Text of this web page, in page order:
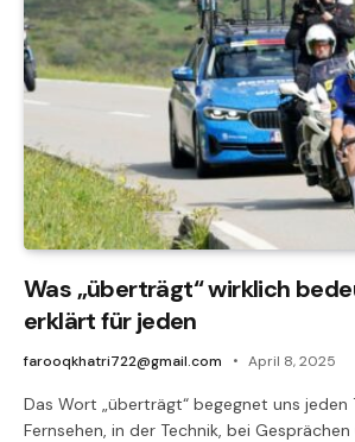
Was „überträgt“ wirklich
erklärt für jeden
farooqkhatri722@gmail.com April 8, 2025
Das Wort „überträgt“ begegnet uns jeden
Fernsehen, in der Technik, bei